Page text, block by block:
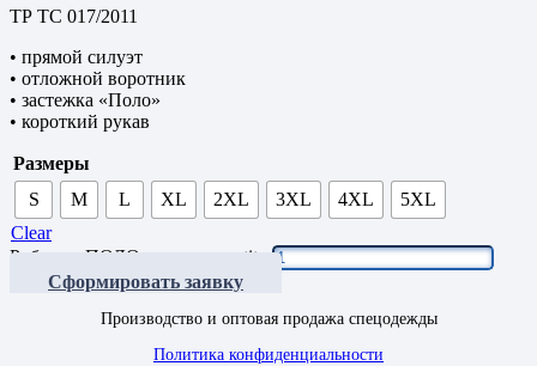
ТР ТС 017/2011
• прямой силуэт
• отложной воротник
• застежка «Поло»
• короткий рукав
Размеры
S
M L XL 2XL 3XL 4XL
5XL
Clear
Рубашка ПОЛО желтая quantity
Сформировать заявку
Производство и оптовая продажа спецодежды
Политика конфиденциальности